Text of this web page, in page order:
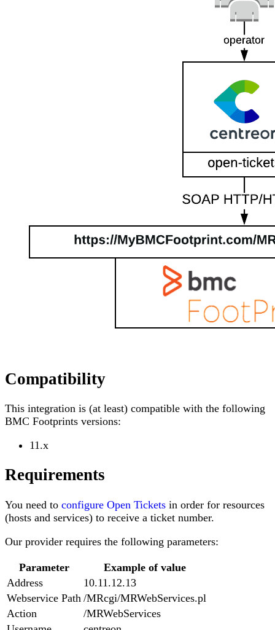
Compatibility
This integration is (at least) compatible with the following
BMC Footprints versions:
11.x
Requirements
You need to configure Open Tickets in order for resources
(hosts and services) to receive a ticket number.
Our provider requires the following parameters:
Parameter
Example of value
Address
10.11.12.13
Webservice Path /MRcgi/MRWebServices.pl
Action
/MRWebServices